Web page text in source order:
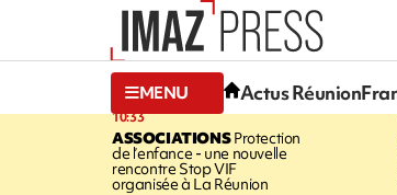
MENU Actus Réunion
10:33
ASSOCIATIONSProtection
de l’enfance - une nouvelle
rencontre Stop VIF
organisée à La Réunion